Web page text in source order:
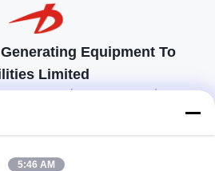
Equipment To
Limited
να ανταποκρίνονται στις απαιτήσεις των
5:46 AM